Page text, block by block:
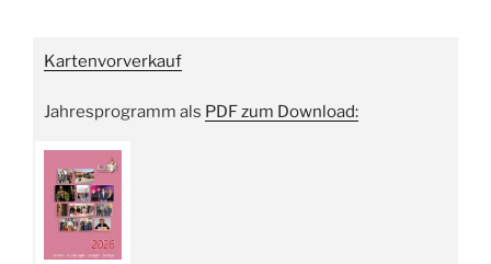
Kartenvorverkauf
Jahresprogramm als PDF zum Download: